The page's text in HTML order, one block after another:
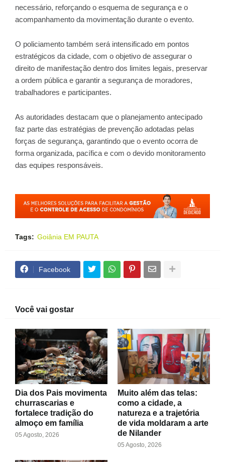
necessário, reforçando o esquema de segurança e o
acompanhamento da movimentação durante o evento.
O policiamento também será intensificado em pontos
estratégicos da cidade, com o objetivo de assegurar o
direito de manifestação dentro dos limites legais, preservar
a ordem pública e garantir a segurança de moradores,
trabalhadores e participantes.
As autoridades destacam que o planejamento antecipado
faz parte das estratégias de prevenção adotadas pelas
forças de segurança, garantindo que o evento ocorra de
forma organizada, pacífica e com o devido monitoramento
das equipes responsáveis.
Tags: Goiânia EM PAUTA
Facebook
Você vai gostar
Dia dos Pais movimenta
churrascarias e
fortalece tradição do
almoço em família
05 Agosto, 2026
Muito além das telas:
como a cidade, a
natureza e a trajetória
de vida moldaram a arte
de Nilander
05 Agosto, 2026